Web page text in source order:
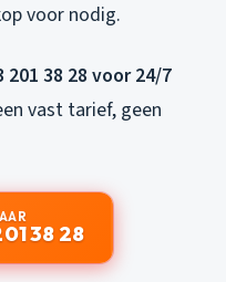
voor nodig.
201 38 28 voor 24/7
vast tarief, geen
38 28